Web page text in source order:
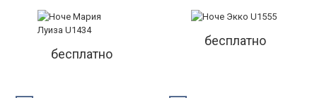
бесплатно
бесплатно